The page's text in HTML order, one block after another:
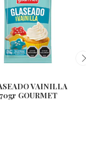
VAINILLA
GOURMET